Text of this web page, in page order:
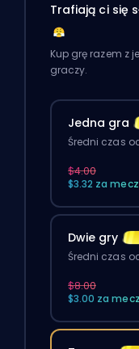
Trafiają ci się
Kup grę razem z
graczy.
Jedna gra
Średni czas
$4.00
$3.32 za mecz
Dwie gry
Średni czas
$8.00
$3.00 za mecz